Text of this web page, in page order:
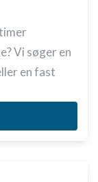
Vi søger en
en fast